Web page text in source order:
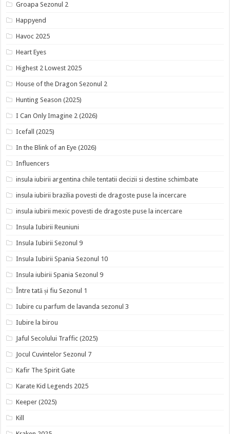
Groapa Sezonul 2
Happyend
Havoc 2025
Heart Eyes
Highest 2 Lowest 2025
House of the Dragon Sezonul 2
Hunting Season (2025)
I Can Only Imagine 2 (2026)
Icefall (2025)
In the Blink of an Eye (2026)
Influencers
insula iubirii argentina chile tentatii decizii si destine schimbate
insula iubirii brazilia povesti de dragoste puse la incercare
insula iubirii mexic povesti de dragoste puse la incercare
Insula Iubirii Reuniuni
Insula Iubirii Sezonul 9
Insula Iubirii Spania Sezonul 10
Insula iubirii Spania Sezonul 9
Între tată și fiu Sezonul 1
Iubire cu parfum de lavanda sezonul 3
Iubire la birou
Jaful Secolului Traffic (2025)
Jocul Cuvintelor Sezonul 7
Kafir The Spirit Gate
Karate Kid Legends 2025
Keeper (2025)
Kill